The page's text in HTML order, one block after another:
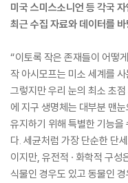
미국 스미스소니언 등 각국 자
최근 수집 자료와 데이터를
“이토록 작은 존재들이 어떻
작 아시모프는 미소 세계를
그렇지만 우리 눈의 최소 초
에 지구 생명체는 대부분 맨
유지하기 위해 특별한 기능
다. 세균처럼 가장 단순한 단
이지만, 유전적 · 화학적 구
식물인 경우도 있고 동물인